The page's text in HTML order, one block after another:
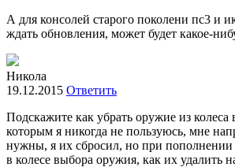
А для консолей старого поколени пс3 и
ждать обновления, может будет какое-
Никола
19.12.2015 Ответить
Подскажите как убрать оружие из
которым я никогда не пользуюсь, мне
нужны, я их сбросил, но при пополнении
в колесе выбора оружия, как их удалить